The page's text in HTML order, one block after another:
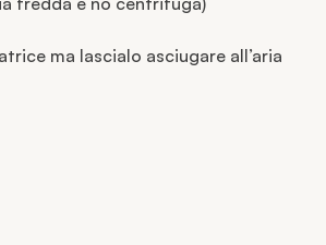
ma lascialo asciugare all’aria